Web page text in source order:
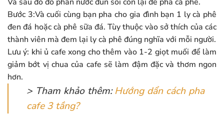
Bước 3:Và cuối cùng bạn pha cho gia đình bạn 1 ly cà phê
đen đá hoặc cà phê sữa đá. Tùy thuộc vào sở thích của các
thành viên mà đem lại ly cà phê đúng nghĩa với mỗi người.
Lưu ý: khi ủ cafe xong cho thêm vào 1-2 giọt muối để làm
giảm bớt vị chua của cafe sẽ làm đậm đặc và thơm ngon
hơn.
> Tham khảo thêm:Hướng dẩn cách pha
cafe 3 tầng?